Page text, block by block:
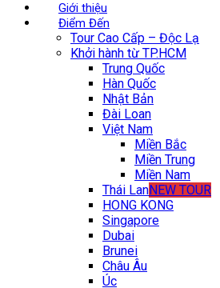
Giới thiệu
Điểm Đến
Tour Cao Cấp – Độc Lạ
Khởi hành từ TP.HCM
Trung Quốc
Hàn Quốc
Nhật Bản
Đài Loan
Việt Nam
Miền Bắc
Miền Trung
Miền Nam
Thái LanNEW TOUR
HONG KONG
Singapore
Dubai
Brunei
Châu Âu
Úc